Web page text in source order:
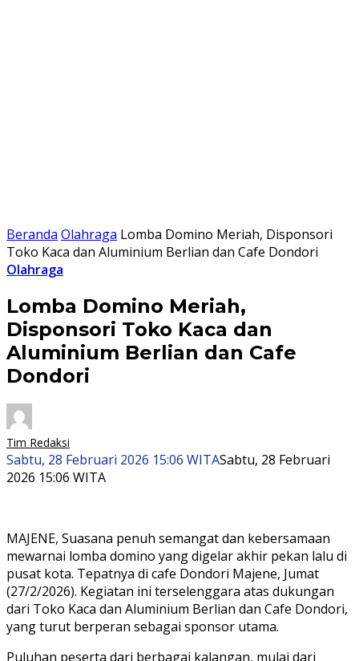
Beranda Olahraga Lomba Domino Meriah, Disponsori
Toko Kaca dan Aluminium Berlian dan Cafe Dondori
Olahraga
Lomba Domino Meriah,
Disponsori Toko Kaca dan
Aluminium Berlian dan Cafe
Dondori
Tim Redaksi
Sabtu, 28 Februari 2026 15:06 WITASabtu, 28 Februari
2026 15:06 WITA
MAJENE, Suasana penuh semangat dan kebersamaan
mewarnai lomba domino yang digelar akhir pekan lalu di
pusat kota. Tepatnya di cafe Dondori Majene, Jumat
(27/2/2026). Kegiatan ini terselenggara atas dukungan
dari Toko Kaca dan Aluminium Berlian dan Cafe Dondori,
yang turut berperan sebagai sponsor utama.
Puluhan peserta dari berbagai kalangan, mulai dari